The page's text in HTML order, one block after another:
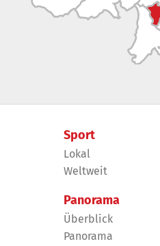
Sport
Lokal
Weltweit
Panorama
Überblick
Panorama